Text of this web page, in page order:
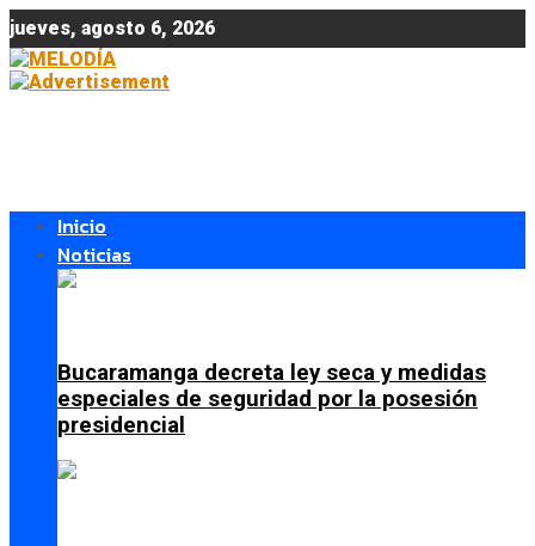
jueves, agosto 6, 2026
Inicio
Noticias
Bucaramanga decreta ley seca y medidas
especiales de seguridad por la posesión
presidencial